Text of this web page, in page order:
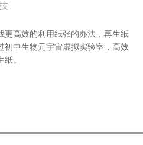
更高效的利用纸张的办法，再生纸
初中生物元宇宙虚拟实验室，高效
。